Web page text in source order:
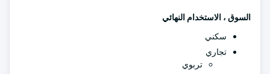
السوق ، الاستخدام النهائي
سكني
تجاري
تربوي